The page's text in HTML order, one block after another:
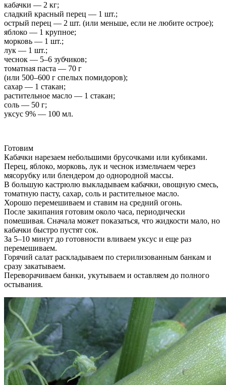
кабачки — 2 кг;
сладкий красный перец — 1 шт.;
острый перец — 2 шт. (или меньше, если не любите острое);
яблоко — 1 крупное;
морковь — 1 шт.;
лук — 1 шт.;
чеснок — 5–6 зубчиков;
томатная паста — 70 г
(или 500–600 г спелых помидоров);
сахар — 1 стакан;
растительное масло — 1 стакан;
соль — 50 г;
уксус 9% — 100 мл.
Готовим
Кабачки нарезаем небольшими брусочками или кубиками.
Перец, яблоко, морковь, лук и чеснок измельчаем через
мясорубку или блендером до однородной массы.
В большую кастрюлю выкладываем кабачки, овощную смесь,
томатную пасту, сахар, соль и растительное масло.
Хорошо перемешиваем и ставим на средний огонь.
После закипания готовим около часа, периодически
помешивая. Сначала может показаться, что жидкости мало, но
кабачки быстро пустят сок.
За 5–10 минут до готовности вливаем уксус и еще раз
перемешиваем.
Горячий салат раскладываем по стерилизованным банкам и
сразу закатываем.
Переворачиваем банки, укутываем и оставляем до полного
остывания.